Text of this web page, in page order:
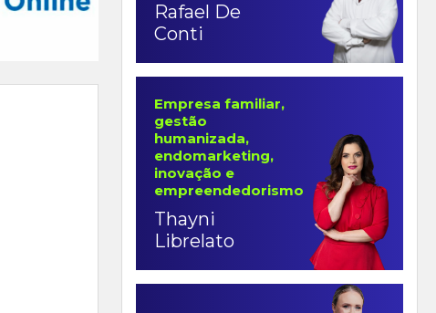
Rafael De
Conti
Empresa familiar,
gestão
humanizada,
endomarketing,
inovação e
empreendedorismo
Thayni
Librelato